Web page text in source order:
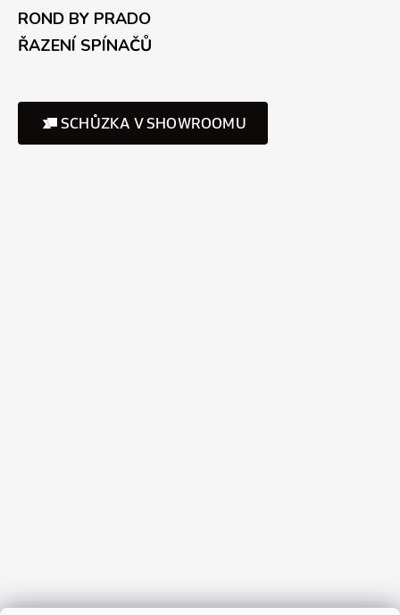
ROND BY PRADO
ŘAZENÍ SPÍNAČŮ
SCHŮZKA V SHOWROOMU